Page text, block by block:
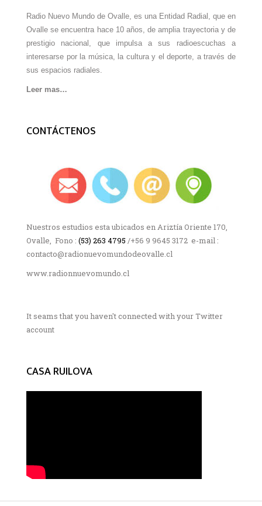
Radio Nuevo Mundo de Ovalle, es una Entidad Radial, que en
Ovalle se encuentra hace 10 años, de amplia trayectoria y de
prestigio nacional, que impulsa a sus radioescuchas a
interesarse por la música, la cultura y el deporte, a través de
sus espacios radiales.
Leer mas…
CONTÁCTENOS
Nuestros estudios esta ubicados en Ariztía Oriente 170,
Ovalle, Fono : (53) 263 4795 /+56 9 9645 3172 e-mail :
contacto@radionuevomundodeovalle.cl
www.radionnuevomundo.cl
It seams that you haven't connected with your Twitter
account
CASA RUILOVA